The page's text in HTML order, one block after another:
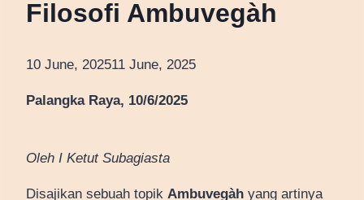
Filosofi Ambuvegàh
10 June, 202511 June, 2025
Palangka Raya, 10/6/2025
Oleh I Ketut Subagiasta
Disajikan sebuah topik Ambuvegàh yang artinya